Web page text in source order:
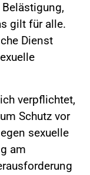
gilt für alle.
Dienst
verpflichtet,
Schutz vor
sexuelle
am